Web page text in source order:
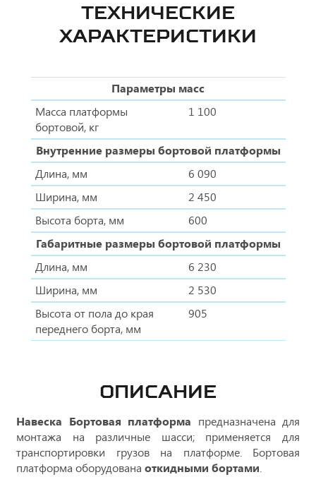
ТЕХНИЧЕСКИЕ
ХАРАКТЕРИСТИКИ
Параметры масс
Масса платформы
бортовой, кг
1 100
Внутренние размеры бортовой платформы
Длина, мм
6 090
Ширина, мм
2 450
Высота борта, мм
600
Габаритные размеры бортовой платформы
Длина, мм
6 230
Ширина, мм
2 530
Высота от пола до края
переднего борта, мм
905
ОПИСАНИЕ
Навеска Бортовая платформа предназначена для
монтажа на различные шасси; применяется для
транспортировки грузов на платформе. Бортовая
платформа оборудована откидными бортами